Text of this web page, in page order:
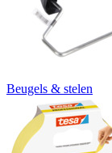
Beugels & stelen